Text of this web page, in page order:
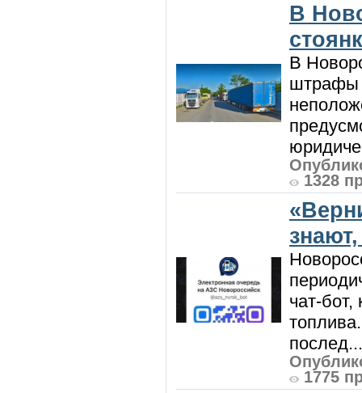
В
В
штрафы
1328
чат-
послед...
1775